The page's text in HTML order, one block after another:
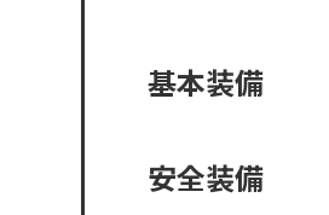
基本装備
安全装備